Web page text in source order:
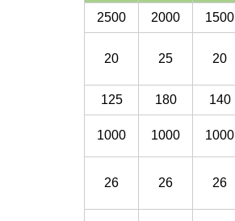
1500
2000
2500
20
25
20
140
180
125
1000
1000
1000
26
26
26